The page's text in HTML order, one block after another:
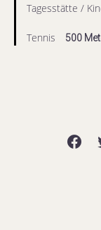
Tagesstätte /
Tennis 500